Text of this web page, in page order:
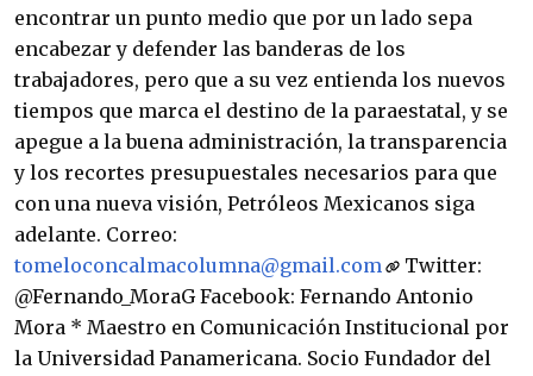
encontrar un punto medio que por un lado sepa
encabezar y defender las banderas de los
trabajadores, pero que a su vez entienda los nuevos
tiempos que marca el destino de la paraestatal, y se
apegue a la buena administración, la transparencia
y los recortes presupuestales necesarios para que
con una nueva visión, Petróleos Mexicanos siga
adelante. Correo:
tomeloconcalmacolumna@gmail.com
Twitter:
@Fernando_MoraG Facebook: Fernando Antonio
Mora * Maestro en Comunicación Institucional por
la Universidad Panamericana. Socio Fundador del